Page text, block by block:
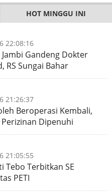
HOT MINGGU INI
22:08:16
Gandeng Dokter
RS Sungai Bahar
21:26:37
Beroperasi Kembali,
Dipenuhi
21:05:55
Tebo Terbitkan SE
PETI